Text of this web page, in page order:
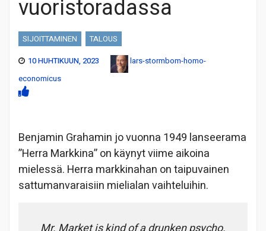
vuoristoradassa
SIJOITTAMINEN
TALOUS
10 HUHTIKUUN, 2023
lars-stormbom-homo-
economicus
Benjamin Grahamin jo vuonna 1949 lanseerama
”Herra Markkina” on käynyt viime aikoina
mielessä. Herra markkinahan on taipuvainen
sattumanvaraisiin mielialan vaihteluihin.